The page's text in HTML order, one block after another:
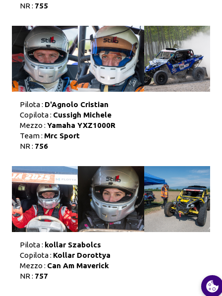
NR : 755
Pilota : D'Agnolo Cristian
Copilota : Cussigh Michele
Mezzo : Yamaha YXZ1000R
Team : Mrc Sport
NR : 756
Pilota : kollar Szabolcs
Copilota : Kollar Dorottya
Mezzo : Can Am Maverick
NR : 757